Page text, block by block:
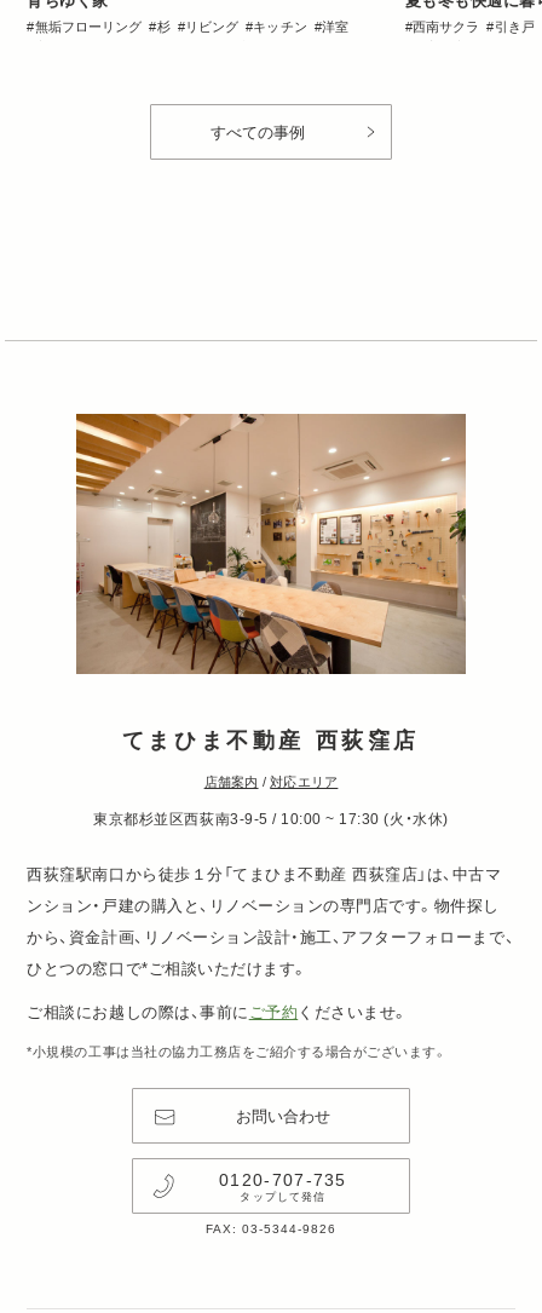
無垢フローリング 杉 リビング キッチン
洋室
西南サクラ
引き戸
すべての事例
てまひま不動産 西荻窪店
店舗案内 /対応エリア
東京都杉並区西荻南3-9-5 / 10:00 ~ 17:30 (火・水休)
西荻窪駅南口から徒歩１分「てまひま不動産 西荻窪店」は、中古マ
ンション・戸建の購入と、リノベーションの専門店です。物件探し
から、資金計画、リノベーション設計・施工、アフターフォローまで、
ひとつの窓口で*ご相談いただけます。
ご相談にお越しの際は、事前に ご予約 くださいませ。
*小規模の工事は当社の協力工務店をご紹介する場合がございます。
お問い合わせ
0120-707-735
タップして発信
FAX: 03-5344-9826